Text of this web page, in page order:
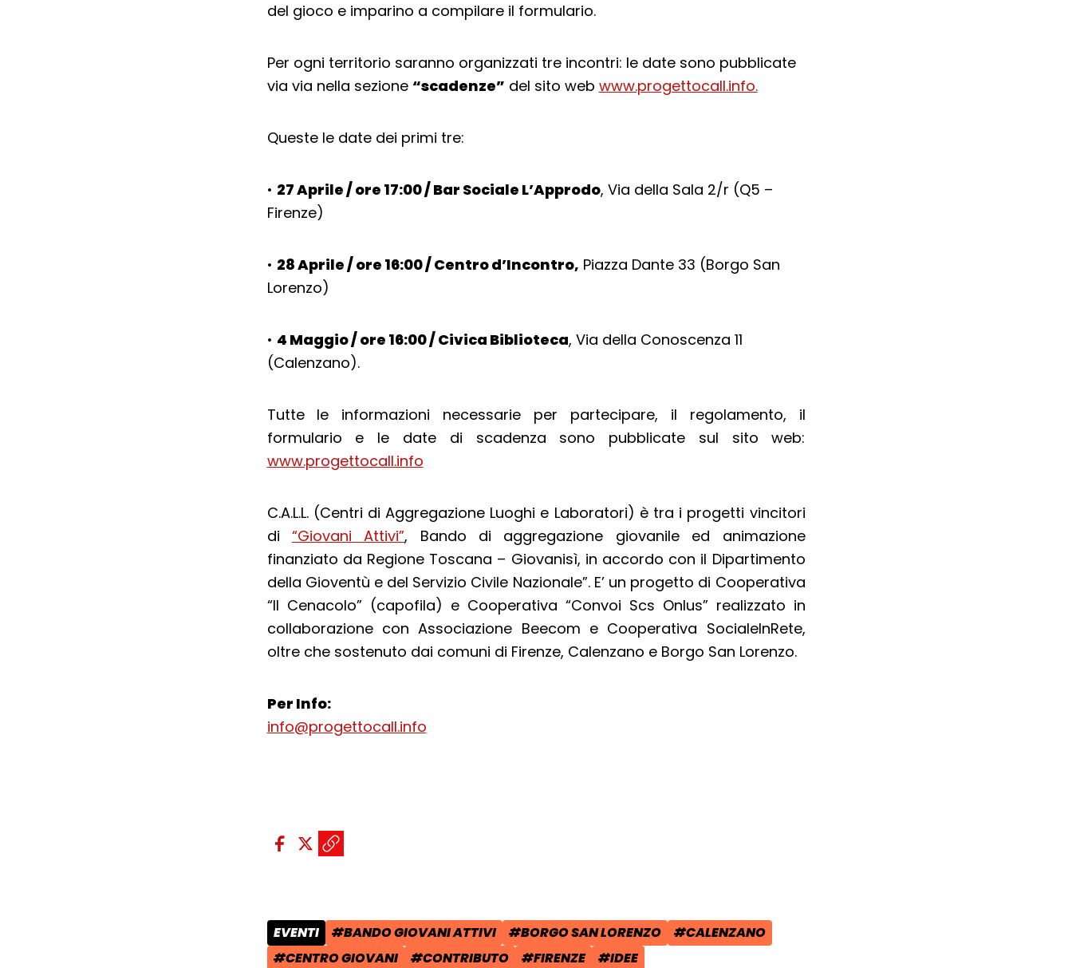
del gioco e imparino a compilare il formulario.
Per ogni territorio saranno organizzati tre incontri: le date sono pubblicate
via via nella sezione “scadenze” del sito web www.progettocall.info.
Queste le date dei primi tre:
• 27 Aprile / ore 17:00 / Bar Sociale L’Approdo, Via della Sala 2/r (Q5 –
Firenze)
• 28 Aprile / ore 16:00 / Centro d’Incontro, Piazza Dante 33 (Borgo San
Lorenzo)
• 4 Maggio / ore 16:00 / Civica Biblioteca, Via della Conoscenza 11
(Calenzano).
Tutte le informazioni necessarie per partecipare, il regolamento, il
formulario e le date di scadenza sono pubblicate sul sito web:
www.progettocall.info
C.A.L.L. (Centri di Aggregazione Luoghi e Laboratori) è tra i progetti vincitori
di “Giovani Attivi”, Bando di aggregazione giovanile ed animazione
finanziato da Regione Toscana – Giovanisì, in accordo con il Dipartimento
della Gioventù e del Servizio Civile Nazionale”. E’ un progetto di Cooperativa
“Il Cenacolo” (capofila) e Cooperativa “Convoi Scs Onlus” realizzato in
collaborazione con Associazione Beecom e Cooperativa SocialeInRete,
oltre che sostenuto dai comuni di Firenze, Calenzano e Borgo San Lorenzo.
Per Info:
info@progettocall.info
Condividi sui social:
Condividi su Facebook - apre una nuova finestra del browser
Condividi su X - apre una nuova finestra del browser
Copia il link e condividi - apre una nuova finestra del browser
CATEGORIA POST:
EVENTI TAG:
#BANDO GIOVANI ATTIVI TAG:
#BORGO SAN LORENZO TAG:
#CALENZANO
#CENTRO GIOVANI #CONTRIBUTO #FIRENZE #IDEE